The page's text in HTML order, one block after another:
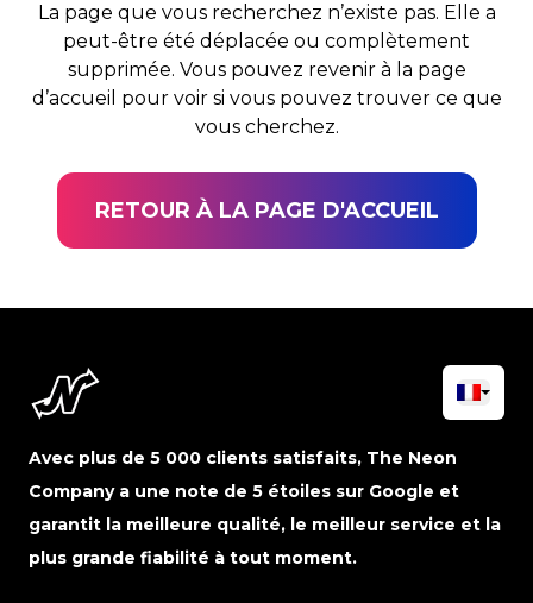
La page que vous recherchez n’existe pas. Elle a
peut-être été déplacée ou complètement
supprimée. Vous pouvez revenir à la page
d’accueil pour voir si vous pouvez trouver ce que
vous cherchez.
RETOUR À LA PAGE D'ACCUEIL
Avec plus de 5 000 clients satisfaits, The Neon
Company a une note de 5 étoiles sur Google et
garantit la meilleure qualité, le meilleur service et la
plus grande fiabilité à tout moment.